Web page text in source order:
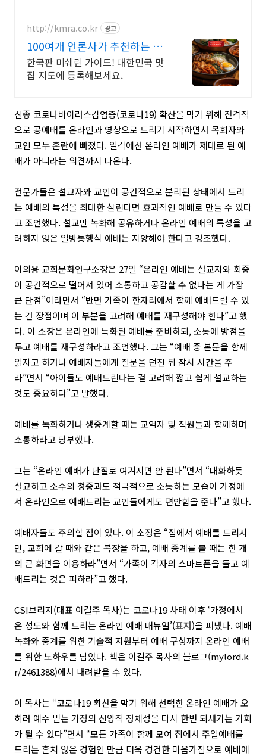
http://kmra.co.kr 광고
100여개 언론사가 추천하는 전
국 맛집 가이드 국민맛집
한국판 미쉐린 가이드! 대한민국 맛
집 지도에 등록해보세요.
신종 코로나바이러스감염증(코로나19) 확산을 막기 위해 전격적
으로 공예배를 온라인과 영상으로 드리기 시작하면서 목회자와
교인 모두 혼란에 빠졌다. 일각에선 온라인 예배가 제대로 된 예
배가 아니라는 의견까지 나온다.
전문가들은 설교자와 교인이 공간적으로 분리된 상태에서 드리
는 예배의 특성을 최대한 살린다면 효과적인 예배로 만들 수 있다
고 조언했다. 설교만 녹화해 공유하거나 온라인 예배의 특성을 고
려하지 않은 일방통행식 예배는 지양해야 한다고 강조했다.
이의용 교회문화연구소장은 27일 “온라인 예배는 설교자와 회중
이 공간적으로 떨어져 있어 소통하고 공감할 수 없다는 게 가장
큰 단점”이라면서 “반면 가족이 한자리에서 함께 예배드릴 수 있
는 건 장점이며 이 부분을 고려해 예배를 재구성해야 한다”고 했
다. 이 소장은 온라인에 특화된 예배를 준비하되, 소통에 방점을
두고 예배를 재구성하라고 조언했다. 그는 “예배 중 본문을 함께
읽자고 하거나 예배자들에게 질문을 던진 뒤 잠시 시간을 주
라”면서 “아이들도 예배드린다는 걸 고려해 짧고 쉽게 설교하는
것도 중요하다”고 말했다.
예배를 녹화하거나 생중계할 때는 교역자 및 직원들과 함께하며
소통하라고 당부했다.
그는 “온라인 예배가 단절로 여겨지면 안 된다”면서 “대화하듯
설교하고 소수의 청중과도 적극적으로 소통하는 모습이 가정에
서 온라인으로 예배드리는 교인들에게도 편안함을 준다”고 했다.
예배자들도 주의할 점이 있다. 이 소장은 “집에서 예배를 드리지
만, 교회에 갈 때와 같은 복장을 하고, 예배 중계를 볼 때는 한 개
의 큰 화면을 이용하라”면서 “가족이 각자의 스마트폰을 들고 예
배드리는 것은 피하라”고 했다.
CSI브리지(대표 이길주 목사)는 코로나19 사태 이후 ‘가정에서
온 성도와 함께 드리는 온라인 예배 매뉴얼’(표지)을 펴냈다. 예배
녹화와 중계를 위한 기술적 지원부터 예배 구성까지 온라인 예배
를 위한 노하우를 담았다. 책은 이길주 목사의 블로그(mylord.k
r/2461388)에서 내려받을 수 있다.
이 목사는 “코로나19 확산을 막기 위해 선택한 온라인 예배가 오
히려 예수 믿는 가정의 신앙적 정체성을 다시 한번 되새기는 기회
가 될 수 있다”면서 “모든 가족이 함께 모여 집에서 주일예배를
드리는 흔치 않은 경험인 만큼 더욱 경건한 마음가짐으로 예배에